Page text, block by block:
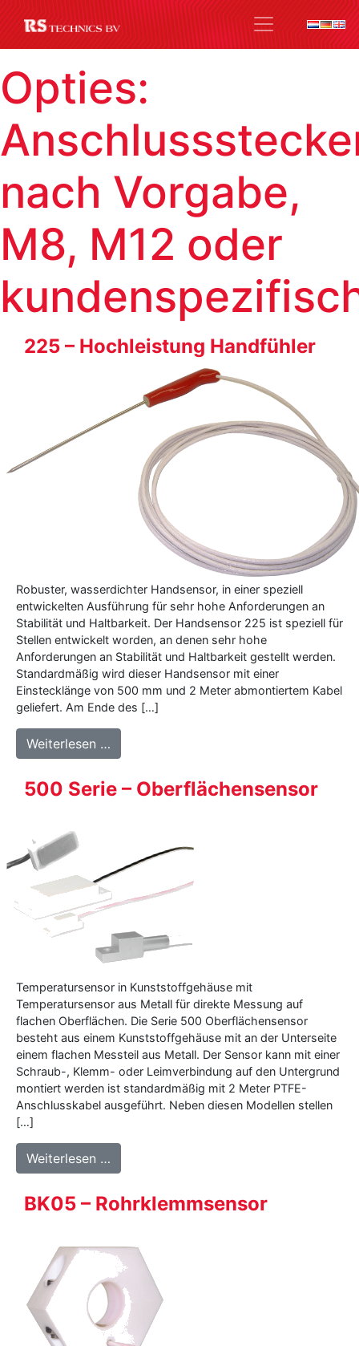
Opties:
nach Vorgabe,
M8, M12 oder
225 – Hochleistung Handfühler
Robuster, wasserdichter Handsensor, in einer speziell
entwickelten Ausführung für sehr hohe Anforderungen an
Stabilität und Haltbarkeit. Der Handsensor 225 ist speziell für
Stellen entwickelt worden, an denen sehr hohe
Anforderungen an Stabilität und Haltbarkeit gestellt werden.
Standardmäßig wird dieser Handsensor mit einer
Einstecklänge von 500 mm und 2 Meter abmontiertem Kabel
geliefert. Am Ende des […]
Weiterlesen …
500 Serie – Oberflächensensor
Temperatursensor in Kunststoffgehäuse mit
Temperatursensor aus Metall für direkte Messung auf
flachen Oberflächen. Die Serie 500 Oberflächensensor
besteht aus einem Kunststoffgehäuse mit an der Unterseite
einem flachen Messteil aus Metall. Der Sensor kann mit einer
Schraub-, Klemm- oder Leimverbindung auf den Untergrund
montiert werden ist standardmäßig mit 2 Meter PTFE-
Anschlusskabel ausgeführt. Neben diesen Modellen stellen
[…]
Weiterlesen …
BK05 – Rohrklemmsensor